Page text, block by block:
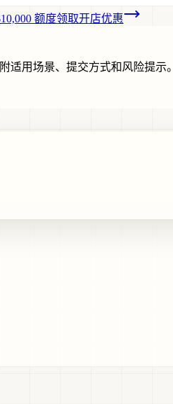
额度领取开店优惠
适用场景、提交方式和风险提示。